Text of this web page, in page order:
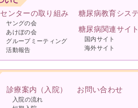
センターの取り組み
ヤングの会
あけぼの会
グループミーティング
活動報告
糖尿病教育シス
糖尿病関連サイ
国内サイト
海外サイト
診療案内（入院）
入院の流れ
お問い合わせ